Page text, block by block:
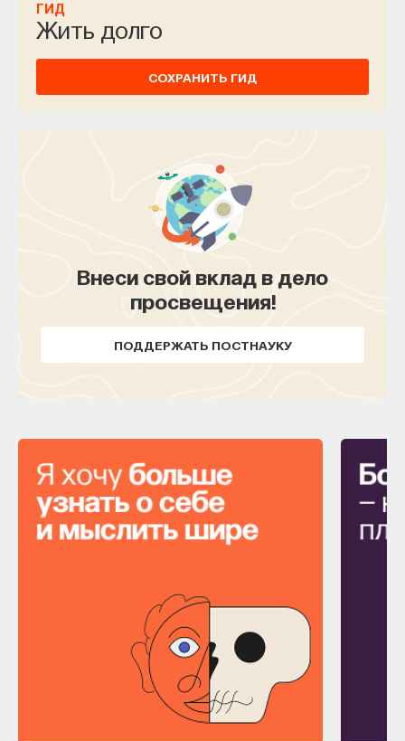
ГИД
Жить долго
СОХРАНИТЬ ГИД
Внеси свой вклад в дело
просвещения!
ПОДДЕРЖАТЬ ПОСТНАУКУ
ЭКОНОМИКА
КИТАЙ ФИНАНСОВЫЙ РЫНОК
ЭКОНОМИЧЕСКОЕ НЕРАВЕНСТВО
СОЦИАЛЬНЫЕ НАУКИ
ЖУРНАЛ
Внеси свой вклад в дело
просвещения!